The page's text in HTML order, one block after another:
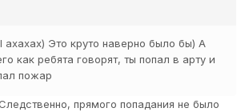
ахахах) Это круто наверно было бы) А
как ребята говорят, ты попал в арту и
пожар
прямого попадания не было